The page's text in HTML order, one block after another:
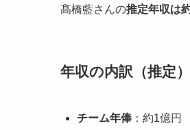
髙橋藍さんの推定年収は
年収の内訳（推定）
チーム年俸 ：約1億円